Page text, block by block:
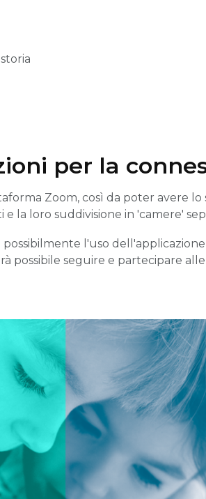
per la
Zoom, così da poter avere lo
la loro suddivisione in 'camere'
possibilmente l'uso
possibile seguire e partecipare